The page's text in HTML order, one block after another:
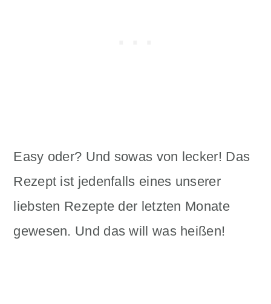
Easy oder? Und sowas von lecker! Das
Rezept ist jedenfalls eines unserer
liebsten Rezepte der letzten Monate
gewesen. Und das will was heißen!